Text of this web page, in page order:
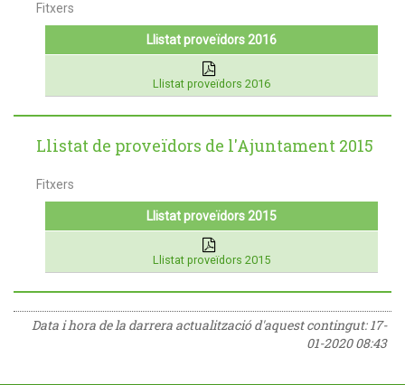
Fitxers
Llistat proveïdors 2016
Llistat proveïdors 2016
Llistat de proveïdors de l'Ajuntament 2015
Fitxers
Llistat proveïdors 2015
Llistat proveïdors 2015
Data i hora de la darrera actualització d'aquest contingut:17-
01-2020 08:43